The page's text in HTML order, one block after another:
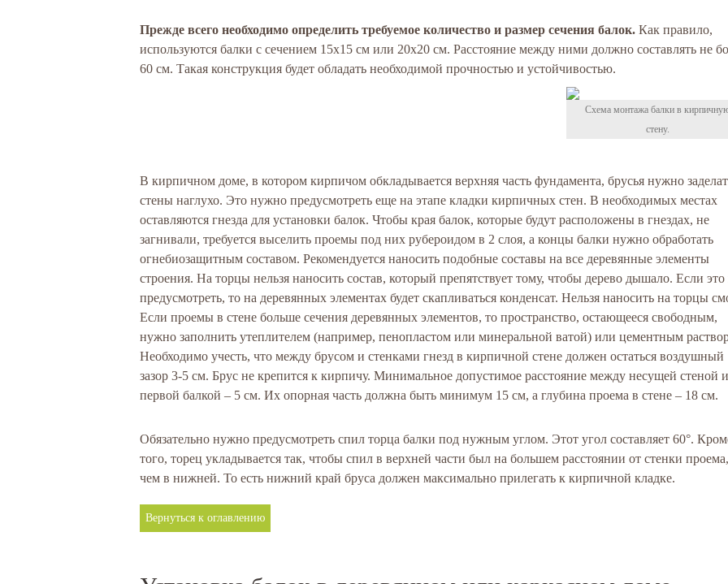
Прежде всего необходимо определить требуемое количество и размер сечения балок. Как правило,
используются балки с сечением 15х15 см или 20х20 см. Расстояние между ними должно составлять не
60 см. Такая конструкция будет обладать необходимой прочностью и устойчивостью.
Схема монтажа балки в
стену.
В кирпичном доме, в котором кирпичом обкладывается верхняя часть фундамента, брусья нужно
стены наглухо. Это нужно предусмотреть еще на этапе кладки кирпичных стен. В необходимых местах
оставляются гнезда для установки балок. Чтобы края балок, которые будут расположены в гнездах, не
загнивали, требуется выселить проемы под них рубероидом в 2 слоя, а концы балки нужно обработать
огнебиозащитным составом. Рекомендуется наносить подобные составы на все деревянные элементы
строения. На торцы нельзя наносить состав, который препятствует тому, чтобы дерево дышало. Если это
предусмотреть, то на деревянных элементах будет скапливаться конденсат. Нельзя наносить на торцы
Если проемы в стене больше сечения деревянных элементов, то пространство, остающееся свободным,
нужно заполнить утеплителем (например, пенопластом или минеральной ватой) или цементным
Необходимо учесть, что между брусом и стенками гнезд в кирпичной стене должен остаться воздушный
зазор 3-5 см. Брус не крепится к кирпичу. Минимальное допустимое расстояние между несущей стеной и
первой балкой – 5 см. Их опорная часть должна быть минимум 15 см, а глубина проема в стене – 18 см.
Обязательно нужно предусмотреть спил торца балки под нужным углом. Этот угол составляет 60°.
того, торец укладывается так, чтобы спил в верхней части был на большем расстоянии от стенки проема,
чем в нижней. То есть нижний край бруса должен максимально прилегать к кирпичной кладке.
Вернуться к оглавлению